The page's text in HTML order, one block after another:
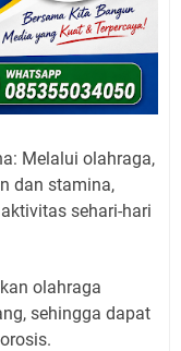
Melalui olahraga,
dan stamina,
sehari-hari
olahraga
sehingga dapat